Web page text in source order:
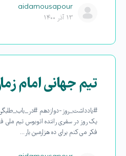
aidamousapour
۱۳ آذر ۱۴۰۰
تیم جهانی امام
#یادداشت_روز-دوازدهم
فکر می کنم برای ده هزارمین بار…